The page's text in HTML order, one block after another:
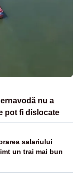
nu a
pot fi dislocate
salariului
un trai mai bun